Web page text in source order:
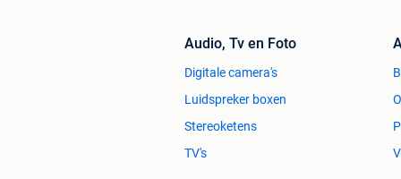
Audio, Tv en Foto
Digitale camera's
Luidspreker boxen
Stereoketens
TV's